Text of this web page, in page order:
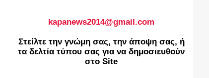
kapanews2014@gmail.com
Στείλτε την γνώμη σας, την άποψη σας, ή
τα δελτία τύπου σας για να δημοσιευθούν
στο Site